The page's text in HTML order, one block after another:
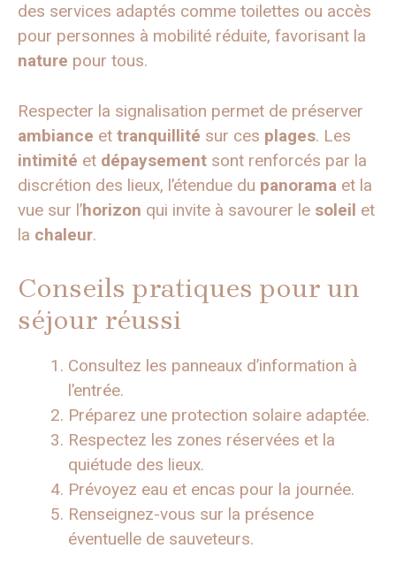
des services adaptés comme toilettes ou accès
pour personnes à mobilité réduite, favorisant la
nature pour tous.
Respecter la signalisation permet de préserver
ambiance et tranquillité sur ces plages. Les
intimité et dépaysement sont renforcés par la
discrétion des lieux, l’étendue du panorama et la
vue sur l’horizon qui invite à savourer le soleil et
la chaleur.
Conseils pratiques pour un
séjour réussi
Consultez les panneaux d’information à
l’entrée.
Préparez une protection solaire adaptée.
Respectez les zones réservées et la
quiétude des lieux.
Prévoyez eau et encas pour la journée.
Renseignez-vous sur la présence
éventuelle de sauveteurs.